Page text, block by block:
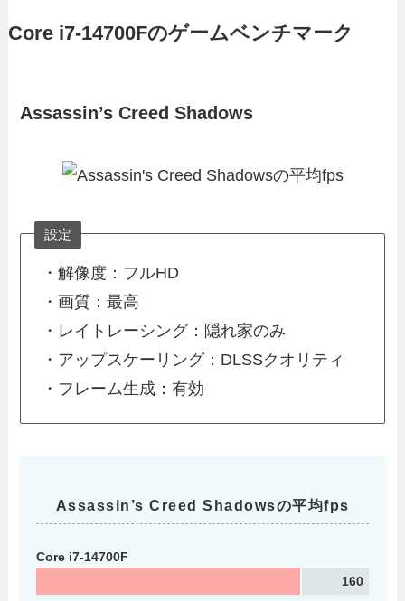
Core i7-14700Fのゲームベンチマーク
Assassin’s Creed Shadows
設定
・解像度：フルHD
・画質：最高
・レイトレーシング：隠れ家のみ
・アップスケーリング：DLSSクオリティ
・フレーム生成：有効
Assassin’s Creed Shadowsの平均fps
Core i7-14700F
160